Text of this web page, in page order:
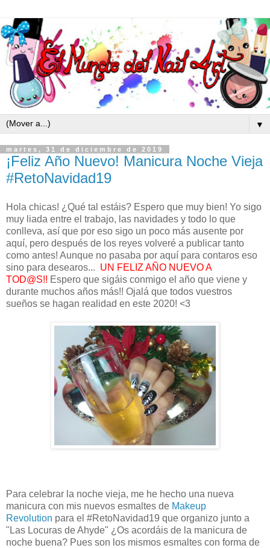
▼
martes, 31 de diciembre de 2019
¡Feliz Año Nuevo! Manicura Noche Vieja
#RetoNavidad19
Hola chicas! ¿Qué tal estáis? Espero que muy bien! Yo sigo
muy liada entre el trabajo, las navidades y todo lo que
conlleva, así que por eso sigo un poco más ausente por
aquí, pero después de los reyes volveré a publicar tanto
como antes! Aunque no pasaba por aquí para contaros eso
sino para desearos... UN FELIZ AÑO NUEVO A
TOD@S!! Espero que sigáis conmigo el año que viene y
durante muchos años más!! Ojalá que todos vuestros
sueños se hagan realidad en este 2020! <3
Para celebrar la noche vieja, me he hecho una nueva
manicura con mis nuevos esmaltes de Makeup
Revolution para el #RetoNavidad19 que organizo junto a
"Las Locuras de Ahyde" ¿Os acordáis de la manicura de
noche buena? Pues son los mismos esmaltes con forma de